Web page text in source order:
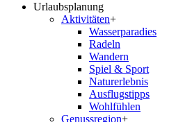
Urlaubsplanung
Aktivitäten+
Wasserparadies
Radeln
Wandern
Spiel & Sport
Naturerlebnis
Ausflugstipps
Wohlfühlen
Genussregion+